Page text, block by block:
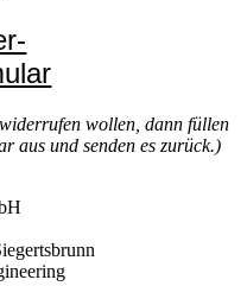
wollen, dann füllen
aus und senden es zurück.)